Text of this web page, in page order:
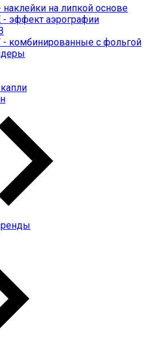
наклейки на липкой основе
- эффект аэрографии
- комбинированные с фольгой